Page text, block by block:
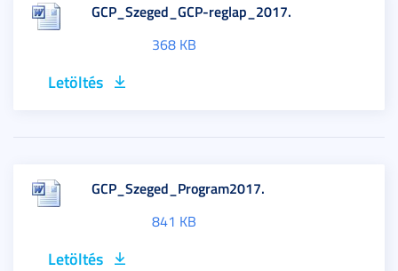
GCP_Szeged_GCP-reglap_2017.
368 KB
Letöltés
GCP_Szeged_Program2017.
841 KB
Letöltés